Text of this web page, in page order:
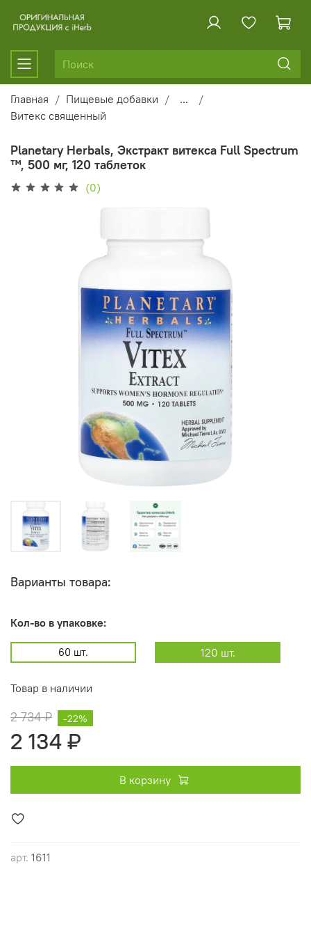
Главная Пищевые добавки
...
Витекс священный
Planetary Herbals, Экстракт витекса Full Spectrum
™, 500 мг, 120 таблеток
(0)
арт. 1611
Варианты товара:
Кол-во в упаковке:
60 шт. 120 шт.
Товар в наличии
2 734 ₽
2 134 ₽
-22%
В корзину